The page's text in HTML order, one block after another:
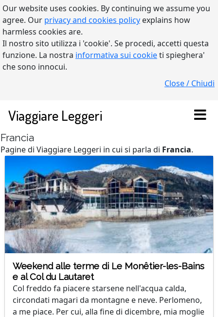
Our website uses cookies. By continuing we assume you
agree. Our privacy and cookies policy explains how
harmless cookies are.
Il nostro sito utilizza i 'cookie'. Se procedi, accetti questa
funzione. La nostra informativa sui cookieti spieghera'
che sono innocui.
Close / Chiudi
Viaggiare Leggeri
Francia
Pagine di Viaggiare Leggeri in cui si parla di Francia.
Weekend alle terme di Le Monêtier-les-Bains
e al Col du Lautaret
Col freddo fa piacere starsene nell'acqua calda,
circondati magari da montagne e neve. Perlomeno,
a me piace. Per cui, alla fine di dicembre, mia moglie